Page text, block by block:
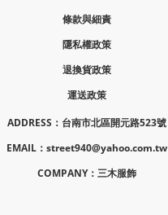
條款與細責
隱私權政策
退換貨政策
運送政策
ADDRESS：台南市北區開元路523號
EMAIL：street940@yahoo.com.tw
COMPANY：三木服飾